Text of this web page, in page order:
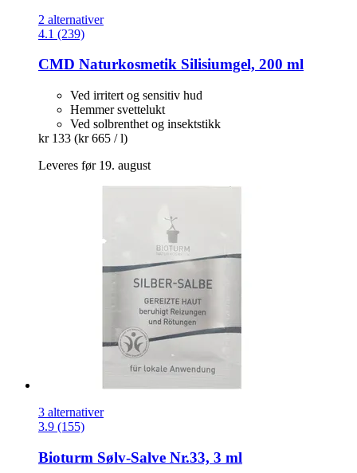
2 alternativer
4.1 (239)
CMD Naturkosmetik Silisiumgel, 200 ml
Ved irritert og sensitiv hud
Hemmer svettelukt
Ved solbrenthet og insektstikk
kr 133 (kr 665 / l)
Leveres før 19. august
3 alternativer
3.9 (155)
Bioturm Sølv-​Salve Nr.33, 3 ml